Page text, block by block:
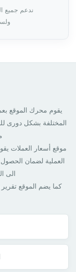
ندعم جميع
يقوم محرك الموقع
المختلفة بشكل دورى
موقع أسعار العملات
العملية لضمان
الى
كما يضم الموقع